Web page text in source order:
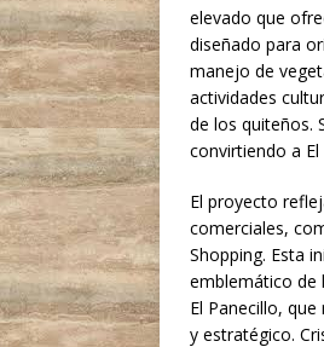
elevado que
diseñado para
manejo de
actividades
de los quiteños.
convirtiendo a
El proyecto
comerciales,
Shopping. Esta
emblemático de
El Panecillo,
y estratégico.